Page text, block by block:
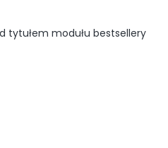
tytułem modułu bestsellery